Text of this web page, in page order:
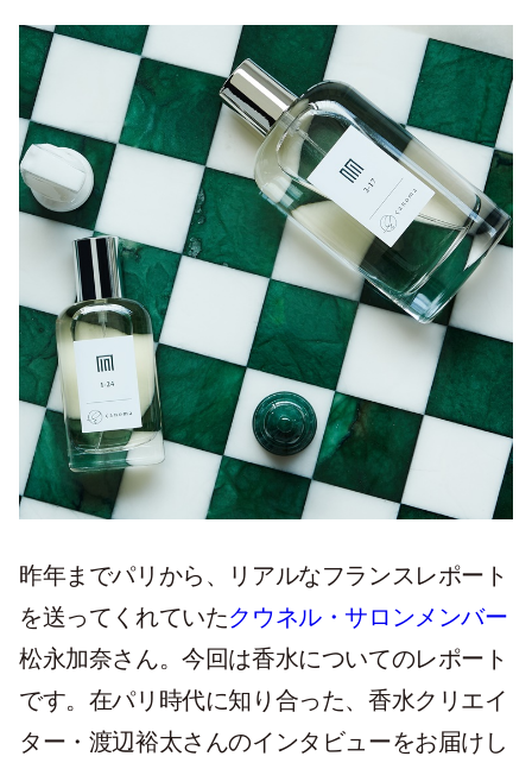
昨年までパリから、リアルなフランスレポート
を送ってくれていたクウネル・サロンメンバー
松永加奈さん。今回は香水についてのレポート
です。在パリ時代に知り合った、香水クリエイ
ター・渡辺裕太さんのインタビューをお届けし